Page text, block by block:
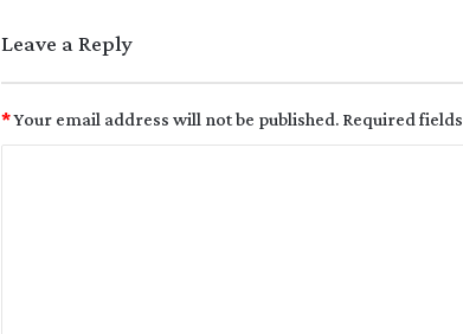
Leave a Reply
Your email address will not be published.Required
*